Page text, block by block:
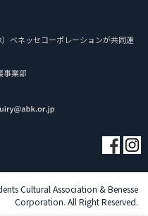
ベネッセコーポレーションが共同運
事業部
Cultural Association & Benesse
Corporation. All Right Reserved.